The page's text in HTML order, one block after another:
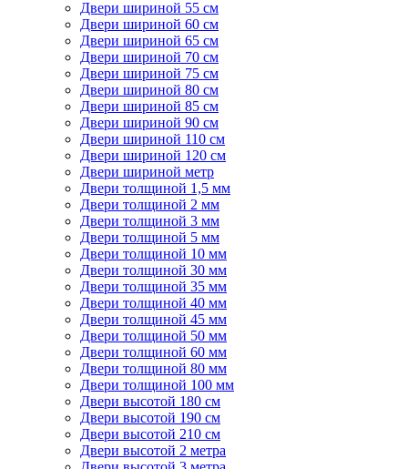
Двери шириной 55 см
Двери шириной 60 см
Двери шириной 65 см
Двери шириной 70 см
Двери шириной 75 см
Двери шириной 80 см
Двери шириной 85 см
Двери шириной 90 см
Двери шириной 110 см
Двери шириной 120 см
Двери шириной метр
Двери толщиной 1,5 мм
Двери толщиной 2 мм
Двери толщиной 3 мм
Двери толщиной 5 мм
Двери толщиной 10 мм
Двери толщиной 30 мм
Двери толщиной 35 мм
Двери толщиной 40 мм
Двери толщиной 45 мм
Двери толщиной 50 мм
Двери толщиной 60 мм
Двери толщиной 80 мм
Двери толщиной 100 мм
Двери высотой 180 см
Двери высотой 190 см
Двери высотой 210 см
Двери высотой 2 метра